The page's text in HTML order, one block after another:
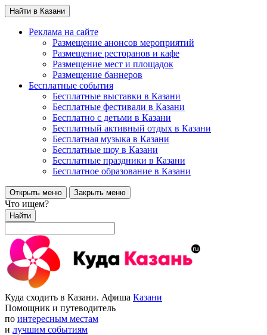
Найти в Казани
Реклама на сайте
Размещение анонсов мероприятий
Размещение ресторанов и кафе
Размещение мест и площадок
Размещение баннеров
Бесплатные события
Бесплатные выставки в Казани
Бесплатные фестивали в Казани
Бесплатно с детьми в Казани
Бесплатный активный отдых в Казани
Бесплатная музыка в Казани
Бесплатные шоу в Казани
Бесплатные праздники в Казани
Бесплатное образование в Казани
Открыть меню Закрыть меню
Что ищем?
Найти
Куда сходить в Казани. Афиша Казани
Помощник и путеводитель
по интересным местам
и лучшим событиям